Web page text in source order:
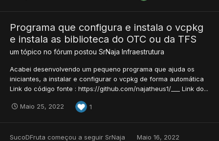
Programa que configura e instala o vcpkg
e instala as biblioteca do OTC ou da TFS
um tópico no fórum postou SrNaja Infraestrutura
Acabei desenvolvendo um pequeno programa que ajuda os
iniciantes, a instalar e configurar o vcpkg de forma automática
Link do código fonte : https://github.com/najatheus1/___ Link do...
Maio 25, 2022 1
SucoDFruta começou a seguir SrNaja Maio 16, 2022